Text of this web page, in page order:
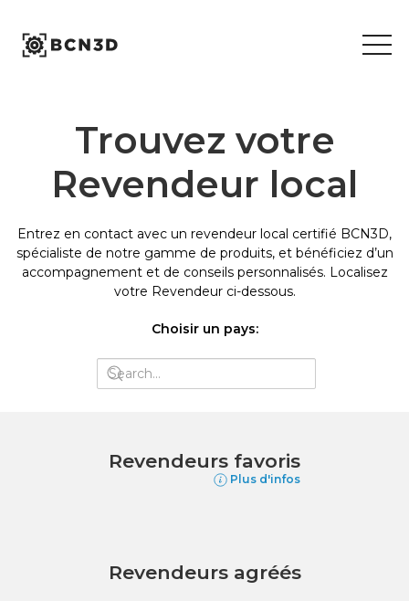
content
Trouvez votre
Revendeur local
Entrez en contact avec un revendeur local certifié BCN3D,
spécialiste de notre gamme de produits, et bénéficiez d’un
accompagnement et de conseils personnalisés. Localisez
votre Revendeur ci-dessous.
Choisir un pays:
Revendeurs favoris
Plus d'infos
Revendeurs agréés